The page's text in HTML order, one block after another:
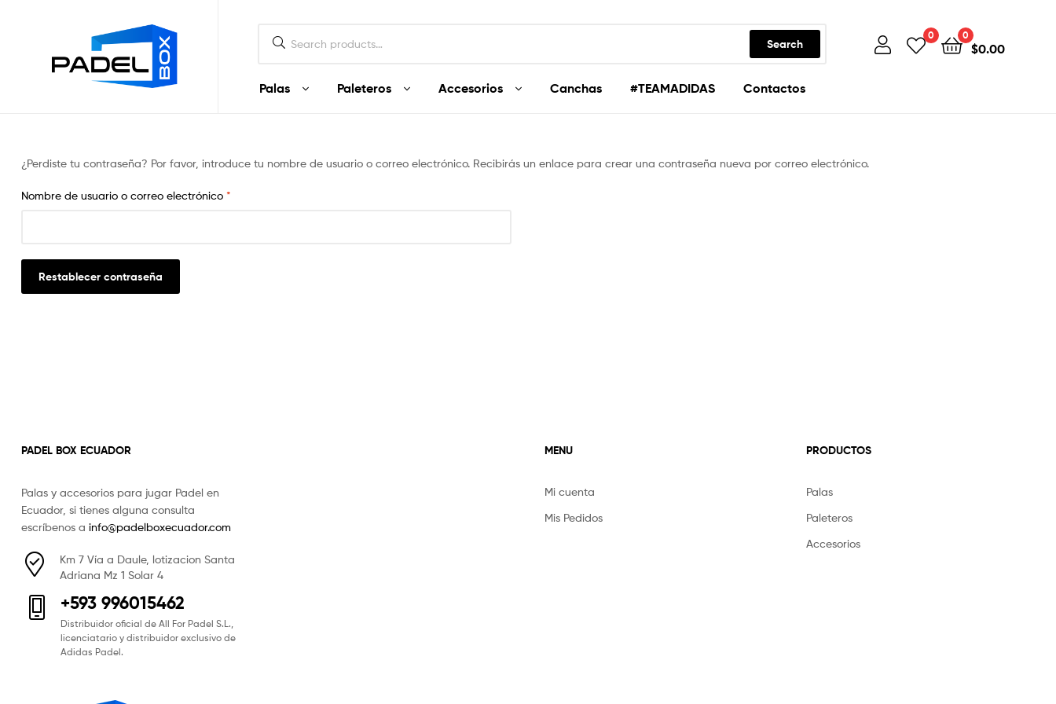
Ecuador
Palas
Padel
en
Search
0 0
$0.00
Palas Paleteros Accesorios Canchas #TEAMADIDAS Contactos
Ecuador
¿Perdiste tu contraseña? Por favor, introduce tu nombre de usuario o correo electrónico. Recibirás un enlace para crear una contraseña nueva por correo electrónico.
Nombre de usuario o correo electrónico *
Restablecer contraseña
PADEL BOX ECUADOR
Palas y accesorios para jugar Padel en
Ecuador, si tienes alguna consulta
escríbenos a info@padelboxecuador.com
Km 7 Vía a Daule, lotizacion Santa
Adriana Mz 1 Solar 4
+593 996015462
Distribuidor oficial de All For Padel S.L.,
licenciatario y distribuidor exclusivo de
Adidas Padel.
MENU
Mi cuenta
Mis Pedidos
PRODUCTOS
Palas
Paleteros
Accesorios